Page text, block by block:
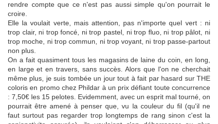
rendre compte que ce n'est pas aussi simple qu'on pourrait le
croire.
Elle la voulait verte, mais attention, pas n'importe quel vert : ni
trop clair, ni trop foncé, ni trop pastel, ni trop fluo, ni trop pâlot, ni
trop moche, ni trop commun, ni trop voyant, ni trop passe-partout
non plus.
On a fait quasiment tous les magasins de laine du coin, en long,
en large et en travers, sans succès. Alors que l'on ne cherchait
même plus, je suis tombée un jour tout à fait par hasard sur THE
coloris en promo chez Phildar à un prix défiant toute concurrence
: 7,50€ les 15 pelotes. Evidemment, avec un esprit mal tourné, on
pourrait être amené à penser que, vu la couleur du fil (qu'il ne
faut surtout pas regarder trop longtemps de rang sinon c'est la